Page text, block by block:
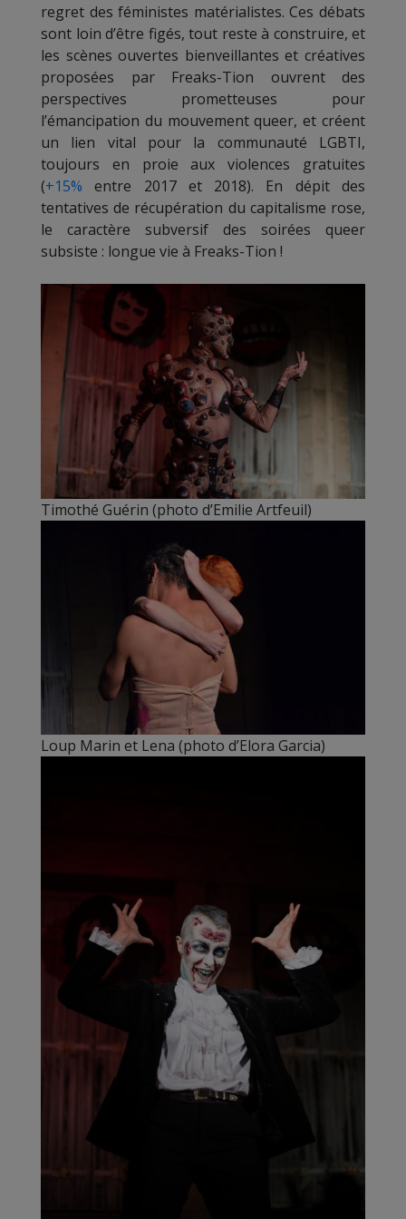
regret des féministes matérialistes. Ces débats
sont loin d’être figés, tout reste à construire, et
les scènes ouvertes bienveillantes et créatives
proposées par Freaks-Tion ouvrent des
perspectives prometteuses pour
l’émancipation du mouvement queer, et créent
un lien vital pour la communauté LGBTI,
toujours en proie aux violences gratuites
(+15% entre 2017 et 2018). En dépit des
tentatives de récupération du capitalisme rose,
le caractère subversif des soirées queer
subsiste : longue vie à Freaks-Tion !
Timothé Guérin (photo d’Emilie Artfeuil)
Loup Marin et Lena (photo d’Elora Garcia)